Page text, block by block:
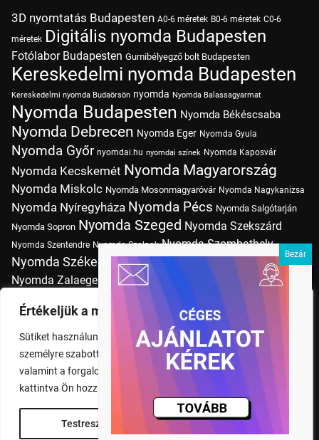
Értékeljük a magánéletét
Sütiket használunk a böngészési élmény fokozására,
személyre szabott hirdetések vagy tartalmak megjelenítésére,
valamint a forgalom elemzésére. A "Mindent elfogad" gombra
kattintva Ön hozzájárul a cookie-k használatához.
Testreszabás Rendben
3D nyomtatás Budapesten A0-6 méretek B0-6 méretek C0-6
méretek Digitális nyomda Budapesten
Fotólabor Budapesten Gumibélyegző bolt Budapesten
Kereskedelmi nyomda Budapesten
Kereskedelmi nyomda Budaörsön nyomda Nyomda Balassagyarmat
Nyomda Budapesten Nyomda Békéscsaba
Nyomda Debrecen Nyomda Eger Nyomda Gyula
Nyomda Győr nyomdai.hu nyomdai színek Nyomda Kaposvár
Nyomda Kecskemét Nyomda Magyarország
Nyomda Miskolc Nyomda Mosonmagyaróvár Nyomda Nagykanizsa
Nyomda Nyíregyháza Nyomda Pécs Nyomda Salgótarján
Nyomda Sopron Nyomda Szeged Nyomda Szekszárd
Nyomda Szentendre Nyomda Szolnok Nyomda Szombathely
Nyomda Székesfehérvár Nyomda Tatabánya Nyomda Vác
Nyomda Zalaegerszeg Nyomda Érd nyomtatás
Nyomtatás Budapesten
Pólónyomtatás Budapesten Szitanyomda Budapesten
Tudásbázis